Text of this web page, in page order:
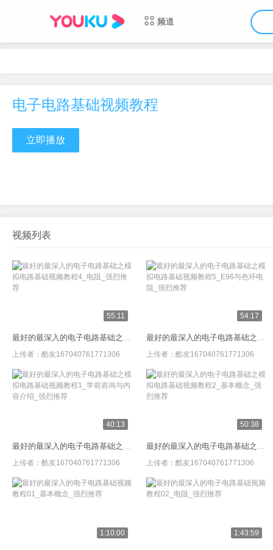
频道
电子电路基础视频教程
立即播放
视频列表
55:11
最好的最深入的电子电路基础之模拟电路基础视频教程4_电阻_强烈推荐
上传者： 酷友167040761771306
54:17
最好的最深入的电子电路基础之模拟电路基础视频教程5_E96与色环电阻_强烈推荐
上传者： 酷友167040761771306
40:13
最好的最深入的电子电路基础之模拟电路基础视频教程1_学前咨询与内容介绍_强烈推荐
上传者： 酷友167040761771306
50:38
最好的最深入的电子电路基础之模拟电路基础视频教程2_基本概念_强烈推荐
上传者： 酷友167040761771306
1:10:00 1:43:59